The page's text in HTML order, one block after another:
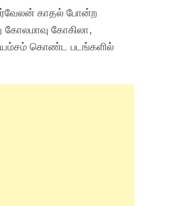
காதல் போன்ற
கோலமாவு கோகிலா,
கொண்ட படங்களில்